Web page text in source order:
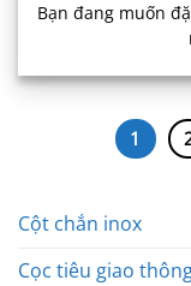
Bạn đang muốn
1
Cột chắn inox
Cọc tiêu giao